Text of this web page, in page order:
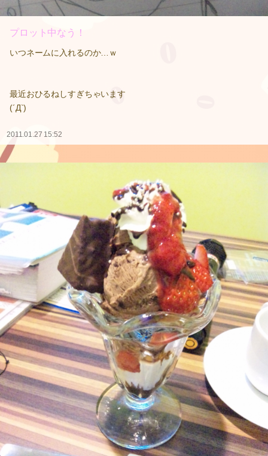
プロット中なう！
いつネームに入れるのか…ｗ
最近おひるねしすぎちゃいます
(´Д`)
2011.01.27 15:52